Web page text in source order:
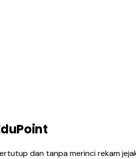
dan tanpa merinci rekam